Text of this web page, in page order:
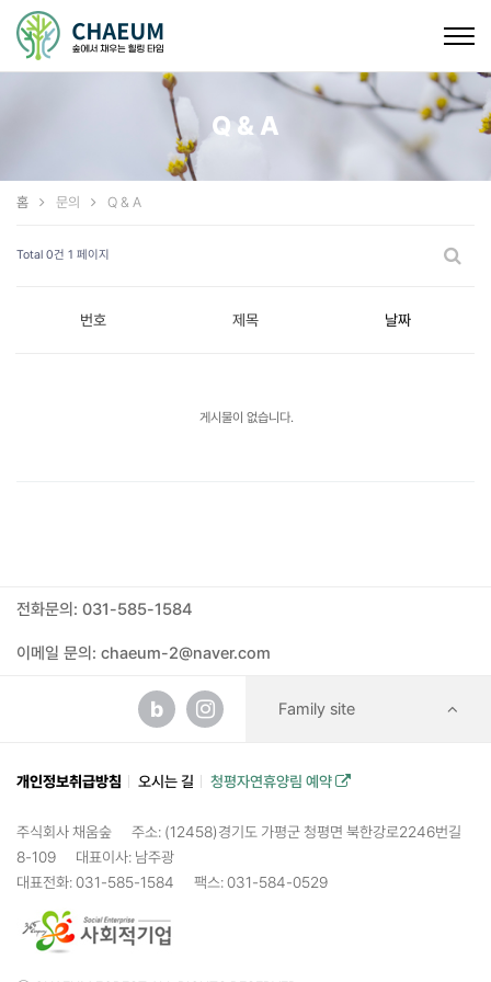
Q & A
홈 문의 Q & A
Total 0건 1 페이지
번호 제목 날짜
게시물이 없습니다.
전화문의: 031-585-1584
이메일 문의: chaeum-2@naver.com
b Family site
개인정보취급방침 오시는 길 청평자연휴양림 예약
주식회사 채움숲
주소: (12458)경기도 가평군 청평면 북한강로2246번길
8-109
대표이사: 남주광
대표전화: 031-585-1584
팩스: 031-584-0529